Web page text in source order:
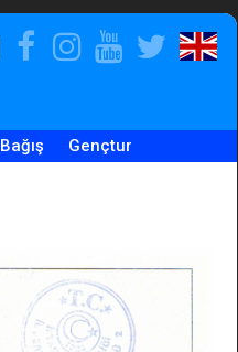
Facebook
Instagram
Youtube
TwitterOur
Bağış Gençtur